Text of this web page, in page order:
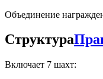
Объединение
Структура
Включает 7 шахт: